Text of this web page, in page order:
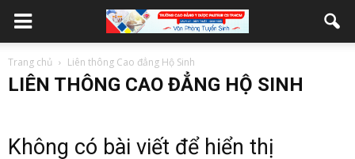
Trang chủ Liên thông Cao đẳng Hộ Sinh
LIÊN THÔNG CAO ĐẲNG HỘ SINH
Không có bài viết để hiển thị